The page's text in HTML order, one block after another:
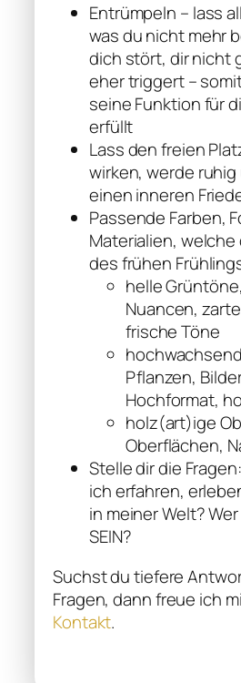
Entrümpeln – lass
was du nicht mehr
dich stört, dir nicht
eher triggert –
seine Funktion für
erfüllt
Lass den freien
wirken, werde
einen inneren
Passende Farben,
Materialien, welche
des frühen
helle
Nuancen,
frische Töne
Pflanzen,
Hochformat,
holz(art)ige
Oberflächen,
Stelle dir die
ich erfahren,
in meiner Welt?
SEIN?
Suchst du tiefere
Fragen, dann freue ich
Kontakt.